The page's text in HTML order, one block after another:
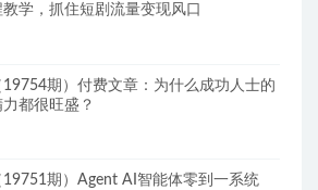
教学，抓住短剧流量变现风口
19754期）付费文章：为什么成功人士的
力都很旺盛？
19751期）Agent AI智能体零到一系统